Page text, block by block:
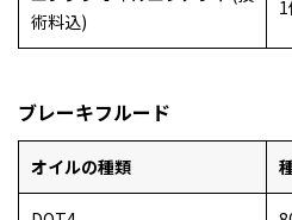
術料込)
ブレーキフルード
オイルの種類